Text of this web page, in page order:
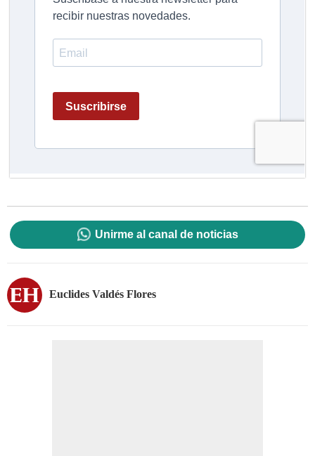
Unirme al canal de noticias
Euclides Valdés Flores